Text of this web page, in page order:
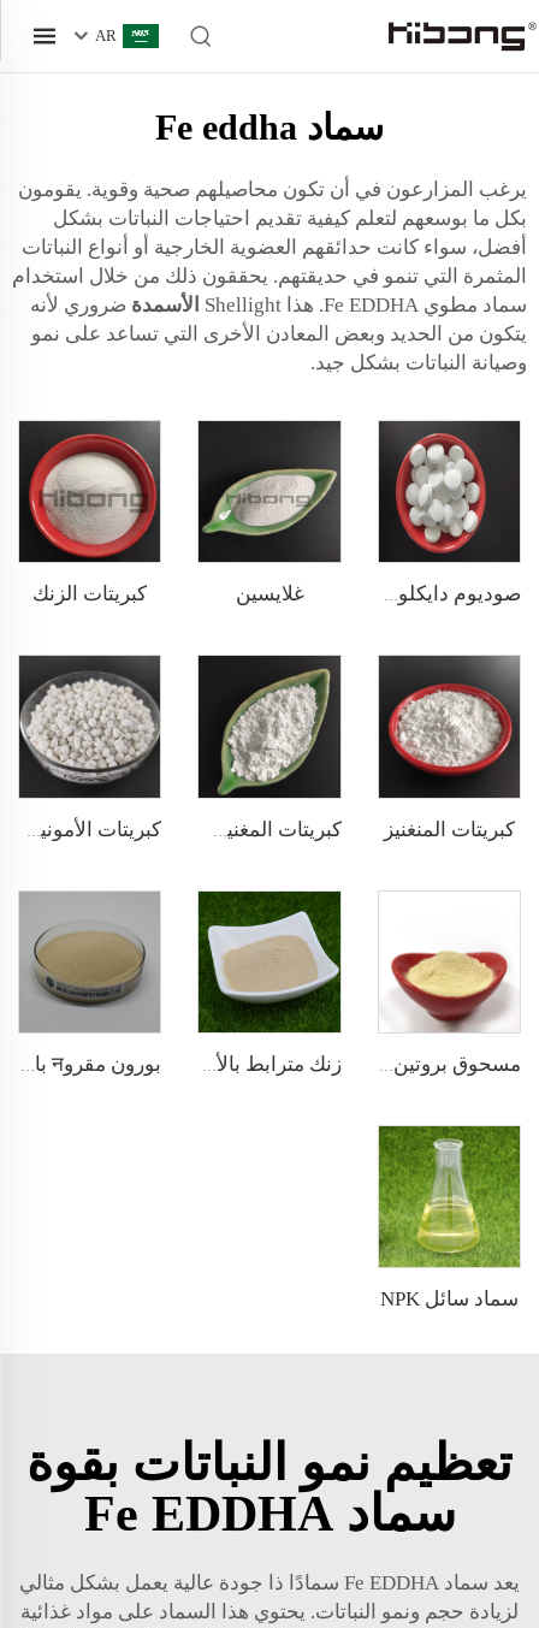
AR
سماد Fe eddha
يرغب المزارعون في أن تكون محاصيلهم صحية وقوية. يقومون
بكل ما بوسعهم لتعلم كيفية تقديم احتياجات النباتات بشكل
أفضل، سواء كانت حدائقهم العضوية الخارجية أو أنواع النباتات
المثمرة التي تنمو في حديقتهم. يحققون ذلك من خلال استخدام
سماد مطوي Fe EDDHA. هذا Shellight
الأسمدة ضروري لأنه
يتكون من الحديد وبعض المعادن الأخرى التي تساعد على نمو
وصيانة النباتات بشكل جيد.
صوديوم دايكلوروإيسوسيانورات (SDIC) غلايسين كبريتات الزنك
كبريتات المنغنيز كبريتات الأمونيوم
مسحوق بروتين السمك زنك مترابط بالأحماض الأمينية بورون مقروन بالأحماض الأمينية
سماد سائل NPK
تعظيم نمو النباتات بقوة
سماد Fe EDDHA
يعد سماد Fe EDDHA سمادًا ذا جودة عالية يعمل بشكل مثالي
لزيادة حجم ونمو النباتات. يحتوي هذا السماد على مواد غذائية